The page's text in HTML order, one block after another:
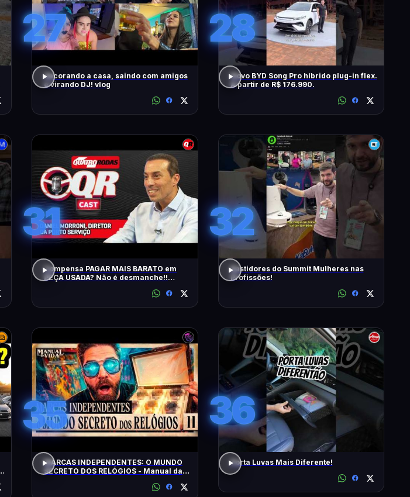
27
decorando a casa, saindo com amigos
e virando DJ! vlog
28
Novo BYD Song Pro híbrido plug-in flex.
A partir de R$ 176.990.
31
Compensa PAGAR MAIS BARATO em
PEÇA USADA? Não é desmanche!!
32
Bastidores do Summit Mulheres nas
Profissões!
35
MARCAS INDEPENDENTES: O MUNDO
SECRETO DOS RELÓGIOS - Manual da
36
Porta Luvas Mais Diferente!